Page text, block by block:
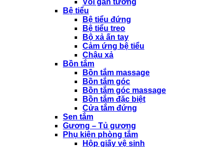
Vòi gắn tường
Bệ tiểu
Bệ tiểu đứng
Bệ tiểu treo
Bộ xả ấn tay
Cảm ứng bệ tiểu
Chậu xả
Bồn tắm
Bồn tắm massage
Bồn tắm góc
Bồn tắm góc massage
Bồn tắm đặc biệt
Cửa tắm đứng
Sen tắm
Gương – Tủ gương
Phụ kiện phòng tắm
Hộp giấy vệ sinh